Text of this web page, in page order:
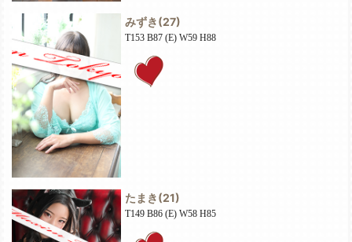
みずき(27)
T153 B87 (E) W59 H88
たまき(21)
T149 B86 (E) W58 H85